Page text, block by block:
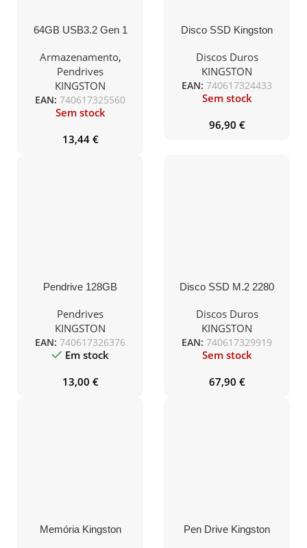
64GB USB3.2 Gen 1
(Black + Teal) – 2 Pieces
Armazenamento,
Pendrives
KINGSTON
EAN: 740617325560
Sem stock
13,44 €
Disco SSD Kingston
PCIe 4.0/ com
dissipador de calor/
capacidade total
Discos Duros
KINGSTON
EAN: 740617324433
Sem stock
96,90 €
Pendrive 128GB
Exodia M USB 3.2
Pendrives
KINGSTON
EAN: 740617326376
Em stock
13,00 €
Disco SSD M.2 2280
QLC NVMe PCIe 4.0
Discos Duros
KINGSTON
EAN: 740617329919
Sem stock
67,90 €
Memória Kingston
Pen Drive Kingston